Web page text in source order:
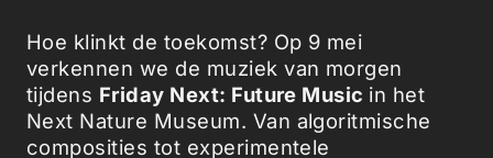
Hoe klinkt de toekomst? Op 9 mei
verkennen we de muziek van morgen
tijdens Friday Next: Future Music in het
Next Nature Museum. Van algoritmische
composities tot experimentele